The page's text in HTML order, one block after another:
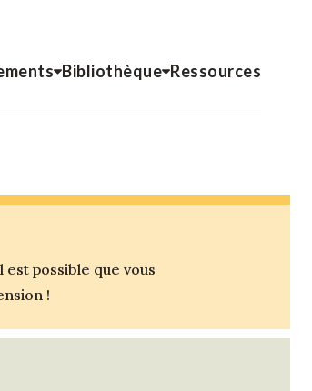
Bibliothèque Ressources
possible que vous
!